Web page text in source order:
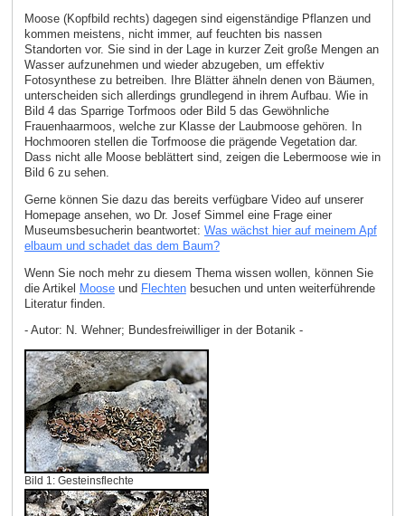
Moose (Kopfbild rechts) dagegen sind eigenständige Pflanzen und
kommen meistens, nicht immer, auf feuchten bis nassen
Standorten vor. Sie sind in der Lage in kurzer Zeit große Mengen an
Wasser aufzunehmen und wieder abzugeben, um effektiv
Fotosynthese zu betreiben. Ihre Blätter ähneln denen von Bäumen,
unterscheiden sich allerdings grundlegend in ihrem Aufbau. Wie in
Bild 4 das Sparrige Torfmoos oder Bild 5 das Gewöhnliche
Frauenhaarmoos, welche zur Klasse der Laubmoose gehören. In
Hochmooren stellen die Torfmoose die prägende Vegetation dar.
Dass nicht alle Moose beblättert sind, zeigen die Lebermoose wie in
Bild 6 zu sehen.
Gerne können Sie dazu das bereits verfügbare Video auf unserer
Homepage ansehen, wo Dr. Josef Simmel eine Frage einer
Museumsbesucherin beantwortet: Was wächst hier auf meinem Apf
elbaum und schadet das dem Baum?
Wenn Sie noch mehr zu diesem Thema wissen wollen, können Sie
die Artikel Mooseund Flechtenbesuchen und unten weiterführende
Literatur finden.
- Autor: N. Wehner; Bundesfreiwilliger in der Botanik -
Bild 1: Gesteinsflechte